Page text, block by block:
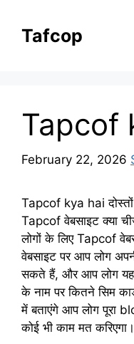
contentTafcop
Tapcof
February 22, 2026
Tapcof kya hai
Tapcof वेबसाइट क्या
लोगों के लिए Tapcof
वेबसाइट पर आप लोग
सकते हैं, और आप लोग
के नाम पर कितने सिम
में बताएंगे आप लोग पूरा
कोई भी काम मत करिएगा।